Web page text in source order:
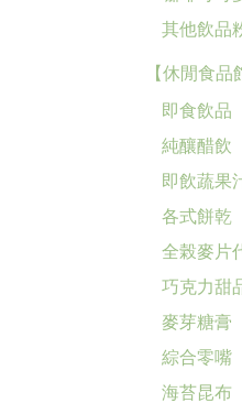
其他飲品
【休閒食品
即食飲品
純釀醋飲
即飲蔬果
各式餅乾
全榖麥片
巧克力甜
麥芽糖膏
綜合零嘴
海苔昆布